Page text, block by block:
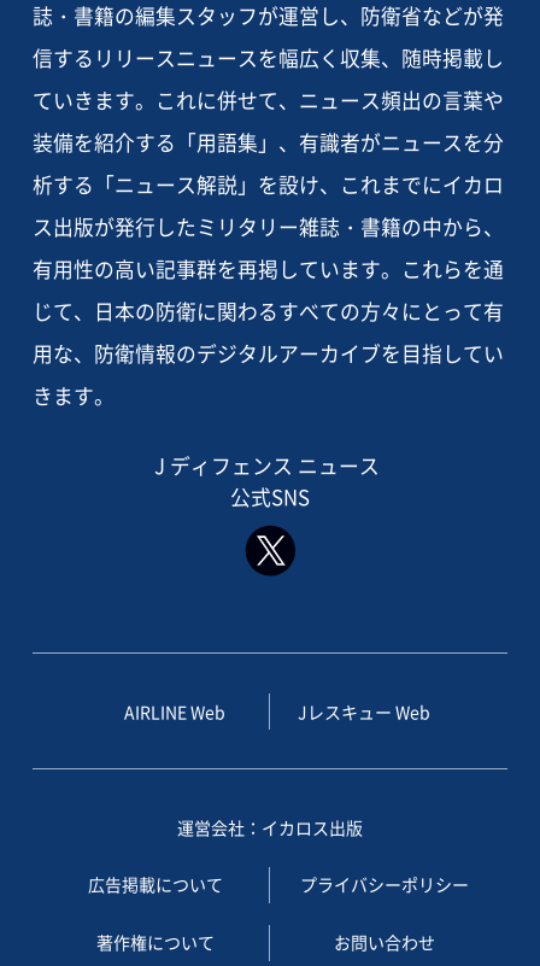
誌・書籍の編集スタッフが運営し、防衛省などが発
信するリリースニュースを幅広く収集、随時掲載し
ていきます。これに併せて、ニュース頻出の言葉や
装備を紹介する「用語集」、有識者がニュースを分
析する「ニュース解説」を設け、これまでにイカロ
ス出版が発行したミリタリー雑誌・書籍の中から、
有用性の高い記事群を再掲しています。これらを通
じて、日本の防衛に関わるすべての方々にとって有
用な、防衛情報のデジタルアーカイブを目指してい
きます。
J ディフェンス ニュース
公式SNS
AIRLINE Web Jレスキュー Web
運営会社：イカロス出版
広告掲載について プライバシーポリシー
著作権について お問い合わせ